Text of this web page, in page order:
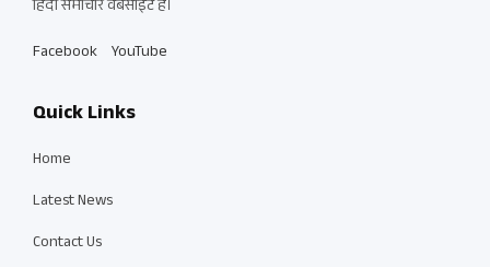
हिंदी समाचार वेबसाइट है।
Facebook YouTube
Quick Links
Home
Latest News
Contact Us